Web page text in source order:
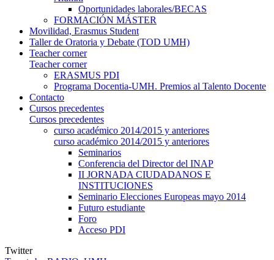
Oportunidades laborales/BECAS
FORMACIÓN MÁSTER
Movilidad, Erasmus Student
Taller de Oratoria y Debate (TOD UMH)
Teacher corner
Teacher corner
ERASMUS PDI
Programa Docentia-UMH. Premios al Talento Docente
Contacto
Cursos precedentes
Cursos precedentes
curso académico 2014/2015 y anteriores
curso académico 2014/2015 y anteriores
Seminarios
Conferencia del Director del INAP
II JORNADA CIUDADANOS E
INSTITUCIONES
Seminario Elecciones Europeas mayo 2014
Futuro estudiante
Foro
Acceso PDI
Twitter